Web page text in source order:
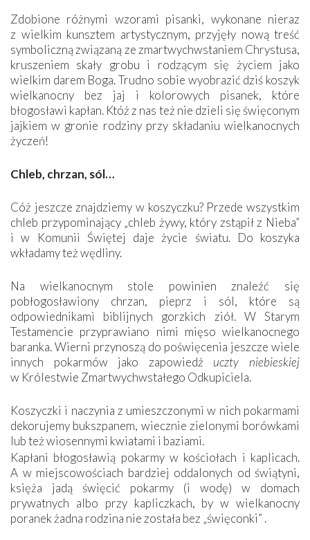
Zdobione różnymi wzorami pisanki, wykonane nieraz
z wielkim kunsztem artystycznym, przyjęły nową treść
symboliczną związaną ze zmartwychwstaniem Chrystusa,
kruszeniem skały grobu i rodzącym się życiem jako
wielkim darem Boga. Trudno sobie wyobrazić dziś koszyk
wielkanocny bez jaj i kolorowych pisanek, które
błogosławi kapłan. Któż z nas też nie dzieli się święconym
jajkiem w gronie rodziny przy składaniu wielkanocnych
życzeń!
Chleb, chrzan, sól…
Cóż jeszcze znajdziemy w koszyczku? Przede wszystkim
chleb przypominający „chleb żywy, który zstąpił z Nieba”
i w Komunii Świętej daje życie światu. Do koszyka
wkładamy też wędliny.
Na wielkanocnym stole powinien znaleźć się
pobłogosławiony chrzan, pieprz i sól, które są
odpowiednikami biblijnych gorzkich ziół. W Starym
Testamencie przyprawiano nimi mięso wielkanocnego
baranka. Wierni przynoszą do poświęcenia jeszcze wiele
innych pokarmów jako zapowiedź uczty niebieskiej
w Królestwie Zmartwychwstałego Odkupiciela.
Koszyczki i naczynia z umieszczonymi w nich pokarmami
dekorujemy bukszpanem, wiecznie zielonymi borówkami
lub też wiosennymi kwiatami i baziami.
Kapłani błogosławią pokarmy w kościołach i kaplicach.
A w miejscowościach bardziej oddalonych od świątyni,
księża jadą święcić pokarmy (i wodę) w domach
prywatnych albo przy kapliczkach, by w wielkanocny
poranek żadna rodzina nie została bez „święconki” .